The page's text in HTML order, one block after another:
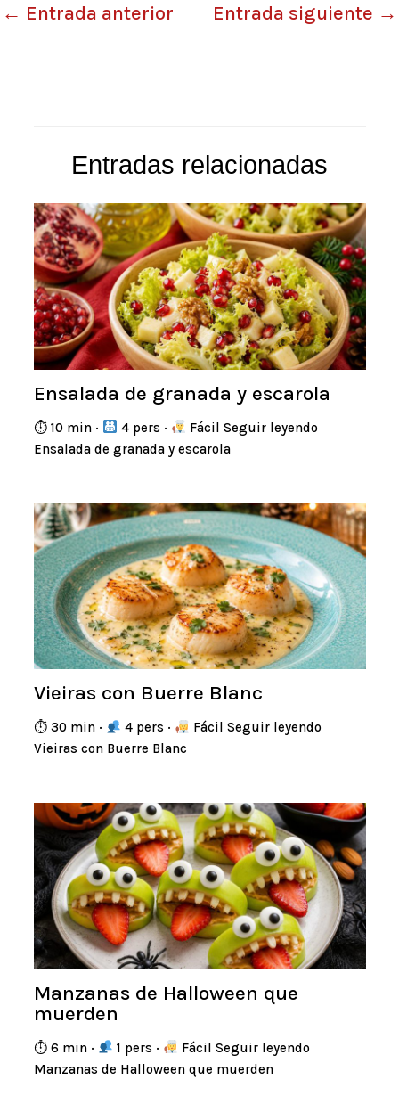
← Entrada anterior Entrada siguiente →
Entradas relacionadas
Ensalada de granada y escarola
⏱ 10 min · 4 pers ·
Fácil Seguir leyendo
Ensalada de granada y escarola
Vieiras con Buerre Blanc
⏱ 30 min · 4 pers ·
Fácil Seguir leyendo
Vieiras con Buerre Blanc
Manzanas de Halloween que
muerden
⏱ 6 min · 1 pers ·
Fácil Seguir leyendo
Manzanas de Halloween que muerden